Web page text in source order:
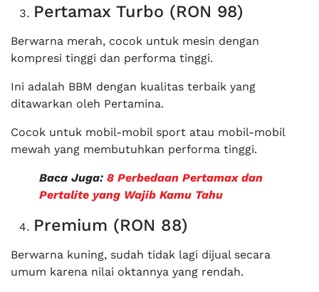
Pertamax Turbo (RON 98)
Berwarna merah, cocok untuk mesin dengan
kompresi tinggi dan performa tinggi.
Ini adalah BBM dengan kualitas terbaik yang
ditawarkan oleh Pertamina.
Cocok untuk mobil-mobil sport atau mobil-mobil
mewah yang membutuhkan performa tinggi.
Baca Juga: 8 Perbedaan Pertamax dan
Pertalite yang Wajib Kamu Tahu
Premium (RON 88)
Berwarna kuning, sudah tidak lagi dijual secara
umum karena nilai oktannya yang rendah.